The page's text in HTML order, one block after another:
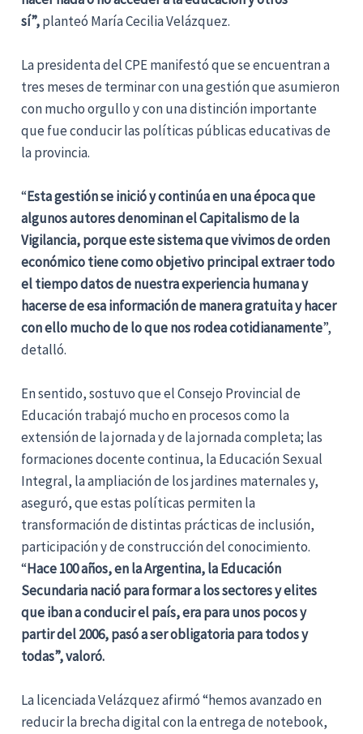
sí”,planteó María Cecilia Velázquez.
La presidenta del CPE manifestó que se encuentran a
tres meses de terminar con una gestión que asumieron
con mucho orgullo y con una distinción importante
que fue conducir las políticas públicas educativas de
la provincia.
“Esta gestión se inició y continúa en una época que
algunos autores denominan el Capitalismo de la
Vigilancia, porque este sistema que vivimos de orden
económico tiene como objetivo principal extraer todo
el tiempo datos de nuestra experiencia humana y
hacerse de esa información de manera gratuita y hacer
con ello mucho de lo que nos rodea cotidianamente”,
detalló.
En sentido, sostuvo que el Consejo Provincial de
Educación trabajó mucho en procesos como la
extensión de la jornada y de la jornada completa; las
formaciones docente continua, la Educación Sexual
Integral, la ampliación de los jardines maternales y,
aseguró, que estas políticas permiten la
transformación de distintas prácticas de inclusión,
participación y de construcción del conocimiento.
“Hace 100 años, en la Argentina, la Educación
Secundaria nació para formar a los sectores y elites
que iban a conducir el país, era para unos pocos y
partir del 2006, pasó a ser obligatoria para todos y
todas”, valoró.
La licenciada Velázquez afirmó “hemos avanzado en
reducir la brecha digital con la entrega de notebook,